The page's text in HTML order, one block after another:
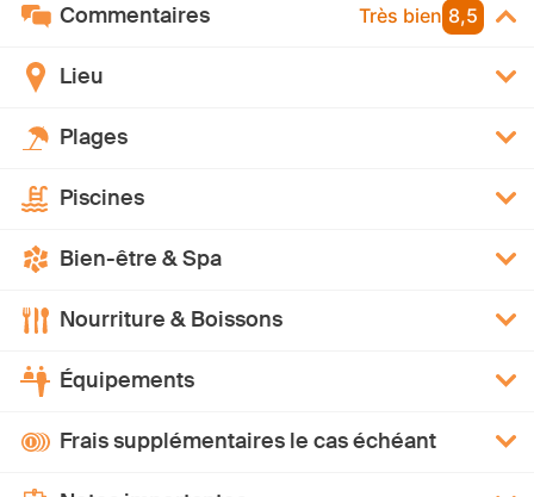
Commentaires Très bien 8,5
Lieu
Plages
Piscines
Bien-être & Spa
Nourriture & Boissons
Équipements
Frais supplémentaires le cas échéant